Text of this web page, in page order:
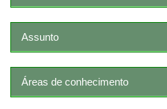
Assunto
Áreas de conhecimento